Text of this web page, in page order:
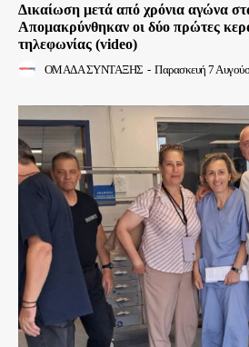
Δικαίωση μετά από χρόνια αγώνα
Απομακρύνθηκαν οι δύο πρώτες
τηλεφωνίας (video)
ΟΜΑΔΑ ΣΥΝΤΑΞΗΣ - Παρασκευή 7